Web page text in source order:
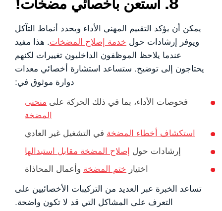
يمكن أن يؤكد التقييم المهني الأداء ويحدد أنماط التآكل
ويوفر إرشادات حول خدمة إصلاح المضخات. هذا مفيد
عندما يلاحظ الموظفون الداخليون تغييرات لكنهم
يحتاجون إلى توضيح. ستساعد استشارة أخصائي معدات
دوارة موثوق في:
فحوصات الأداء، بما في ذلك الحركة على منحنى
المضخة
استكشاف أخطاء المضخة في التشغيل غير العادي
إرشادات حول إصلاح المضخة مقابل استبدالها
اختيار ختم المضخة وأعمال المحاذاة
تساعد الخبرة عبر العديد من التركيبات الأخصائيين على
التعرف على المشاكل التي قد لا تكون واضحة.